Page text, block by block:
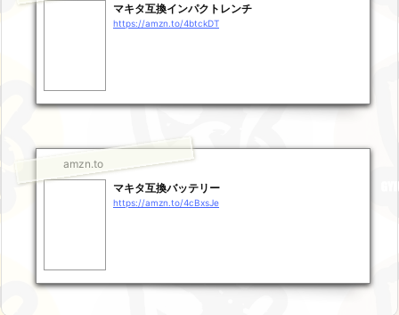
マキタ互換インパクトレンチ
https://amzn.to/4btckDT
amzn.to
マキタ互換バッテリー
https://amzn.to/4cBxsJe